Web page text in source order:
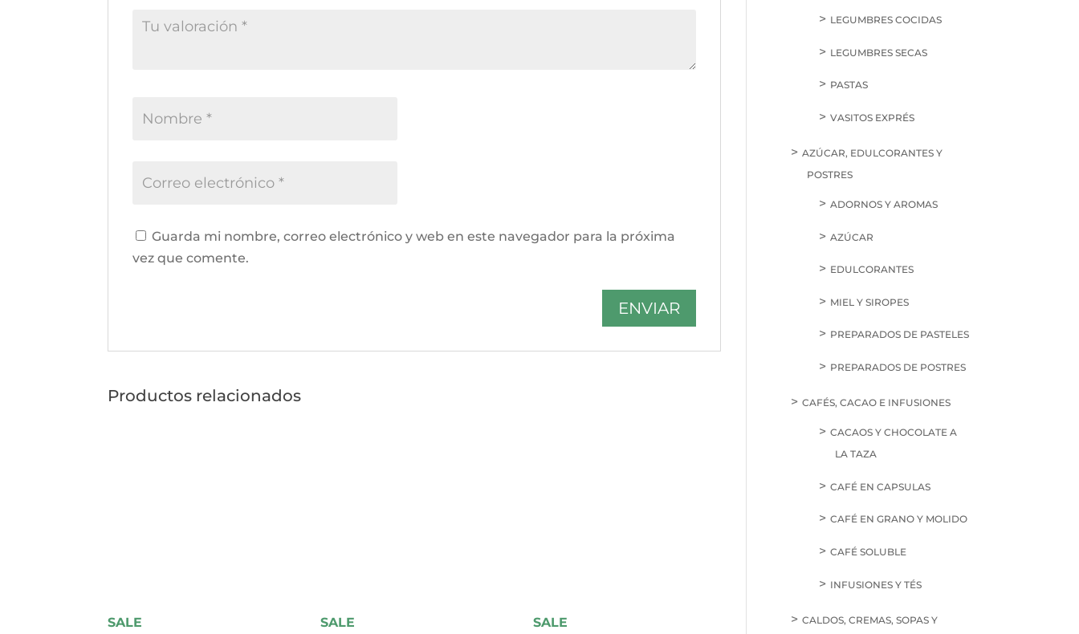
Guarda mi nombre, correo electrónico y web en este navegador para la próxima
vez que comente.
Productos relacionados
SALE
SALE
SALE
LEGUMBRES COCIDAS
LEGUMBRES SECAS
PASTAS
VASITOS EXPRÉS
AZÚCAR, EDULCORANTES Y
POSTRES
ADORNOS Y AROMAS
AZÚCAR
EDULCORANTES
MIEL Y SIROPES
PREPARADOS DE PASTELES
PREPARADOS DE POSTRES
CAFÉS, CACAO E INFUSIONES
CACAOS Y CHOCOLATE A
LA TAZA
CAFÉ EN CAPSULAS
CAFÉ EN GRANO Y MOLIDO
CAFÉ SOLUBLE
INFUSIONES Y TÉS
CALDOS, CREMAS, SOPAS Y